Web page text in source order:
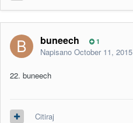
buneech 1
Napisano October 11, 2015
22. buneech
Citiraj